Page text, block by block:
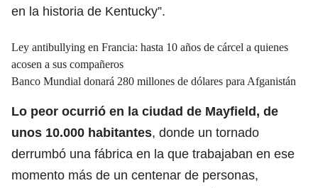
en la historia de Kentucky”.
Ley antibullying en Francia: hasta 10 años de cárcel a quienes
acosen a sus compañeros
Banco Mundial donará 280 millones de dólares para Afganistán
Lo peor ocurrió en la ciudad de Mayfield, de
unos 10.000 habitantes, donde un tornado
derrumbó una fábrica en la que trabajaban en ese
momento más de un centenar de personas,